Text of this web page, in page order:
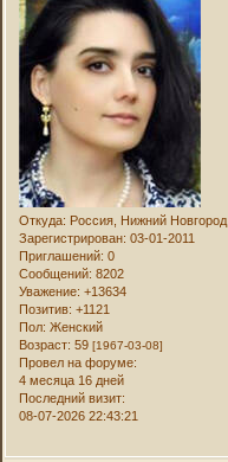
Откуда: Россия, Нижний Новгород
Зарегистрирован: 03-01-2011
Приглашений: 0
Сообщений: 8202
Уважение: +13634
Позитив: +1121
Пол: Женский
Возраст: 59[1967-03-08]
Провел на форуме:
4 месяца 16 дней
Последний визит:
08-07-2026 22:43:21